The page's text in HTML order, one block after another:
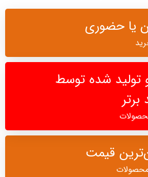
یا حضوری
تولید شده توسط
برتر
قیمت